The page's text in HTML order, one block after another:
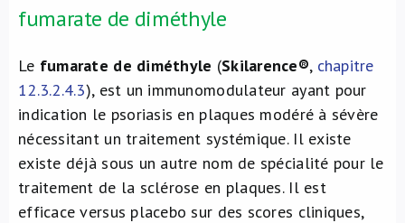
fumarate de diméthyle
Le fumarate de diméthyle (Skilarence®, chapitre
12.3.2.4.3), est un immunomodulateur ayant pour
indication le psoriasis en plaques modéré à sévère
nécessitant un traitement systémique. Il existe
existe déjà sous un autre nom de spécialité pour le
traitement de la sclérose en plaques. Il est
efficace versus placebo sur des scores cliniques,